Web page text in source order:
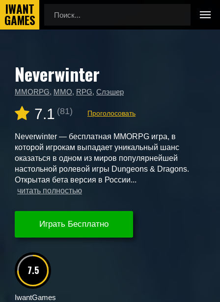
Главная
Новые игры
Neverwinter
Neverwinter
MMORPG, MMO, RPG, Слэшер
7.1 (81) Проголосовать
Neverwinter — бесплатная MMORPG игра, в
которой игрокам выпадает уникальный шанс
оказаться в одном из миров популярнейшей
настольной ролевой игры Dungeons & Dragons.
Открытая бета версия в России...
читать полностью
Играть Бесплатно
7.5
IwantGames